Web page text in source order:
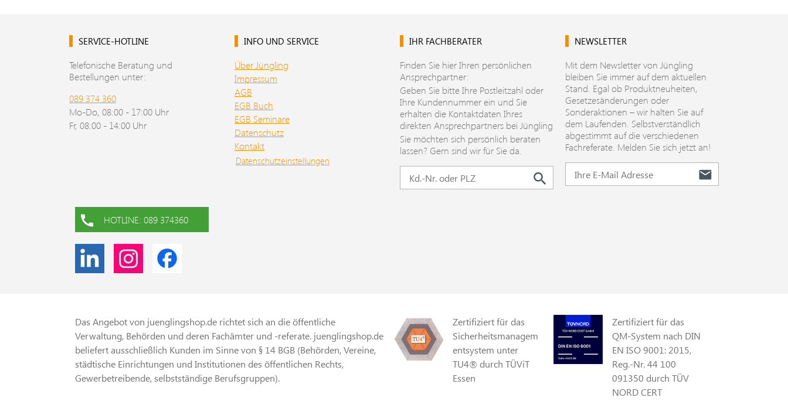
SERVICE-HOTLINE
Telefonische Beratung und
Bestellungen unter:
089 374 360
Mo-Do, 08:00 - 17:00 Uhr
Fr, 08:00 - 14:00 Uhr
INFO UND SERVICE
Über Jüngling
Impressum
AGB
EGB Buch
EGB Seminare
Datenschutz
Kontakt
Datenschutzeinstellungen
IHR FACHBERATER
Finden Sie hier Ihren persönlichen
Ansprechpartner:
Geben Sie bitte Ihre Postleitzahl oder
Ihre Kundennummer ein und Sie
erhalten die Kontaktdaten Ihres
direkten Ansprechpartners bei Jüngling
Sie möchten sich persönlich beraten
lassen? Gern sind wir für Sie da.
NEWSLETTER
Mit dem Newsletter von Jüngling
bleiben Sie immer auf dem aktuellen
Stand. Egal ob Produktneuheiten,
Gesetzesänderungen oder
Sonderaktionen – wir halten Sie auf
dem Laufenden. Selbstverständlich
abgestimmt auf die verschiedenen
Fachreferate. Melden Sie sich jetzt an!
HOTLINE: 089 374360
Das Angebot von juenglingshop.de richtet sich an die öffentliche
Verwaltung, Behörden und deren Fachämter und -referate. juenglingshop.de
beliefert ausschließlich Kunden im Sinne von § 14 BGB (Behörden, Vereine,
städtische Einrichtungen und Institutionen des öffentlichen Rechts,
Gewerbetreibende, selbstständige Berufsgruppen).
Zertifiziert für das
Sicherheitsmanagem
entsystem unter
TU4® durch TÜViT
Essen
Zertifiziert für das
QM-System nach DIN
EN ISO 9001: 2015,
Reg.-Nr. 44 100
091350 durch TÜV
NORD CERT